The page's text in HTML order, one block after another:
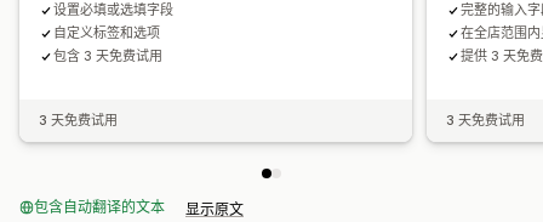
设置必填或选填字段
自定义标签和选项
包含 3 天免费试用
3 天免费试用
完整的输入
在全店范围
提供 3 天免
3 天免费试用
包含自动翻译的文本 显示原文